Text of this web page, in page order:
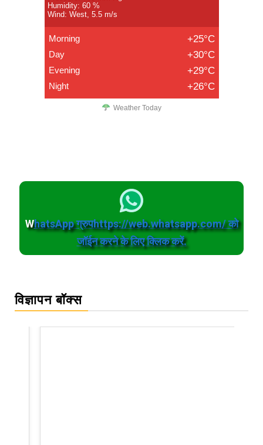
Humidity: 60 %
Wind: West, 5.5 m/s
Morning +25°C
Day +30°C
Evening +29°C
Night +26°C
Weather Today
WhatsApp ग्रुपhttps://web.whatsapp.com/ को
जॉईन करने के लिए क्लिक करें.
विज्ञापन बॉक्स